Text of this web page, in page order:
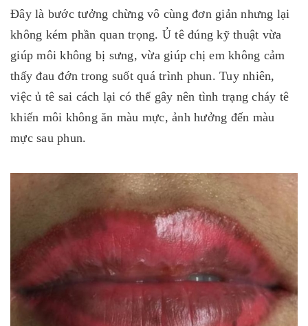
Đây là bước tưởng chừng vô cùng đơn giản nhưng lại
không kém phần quan trọng. Ủ tê đúng kỹ thuật vừa
giúp môi không bị sưng, vừa giúp chị em không cảm
thấy đau đớn trong suốt quá trình phun. Tuy nhiên,
việc ủ tê sai cách lại có thể gây nên tình trạng cháy tê
khiến môi không ăn màu mực, ảnh hưởng đến màu
mực sau phun.